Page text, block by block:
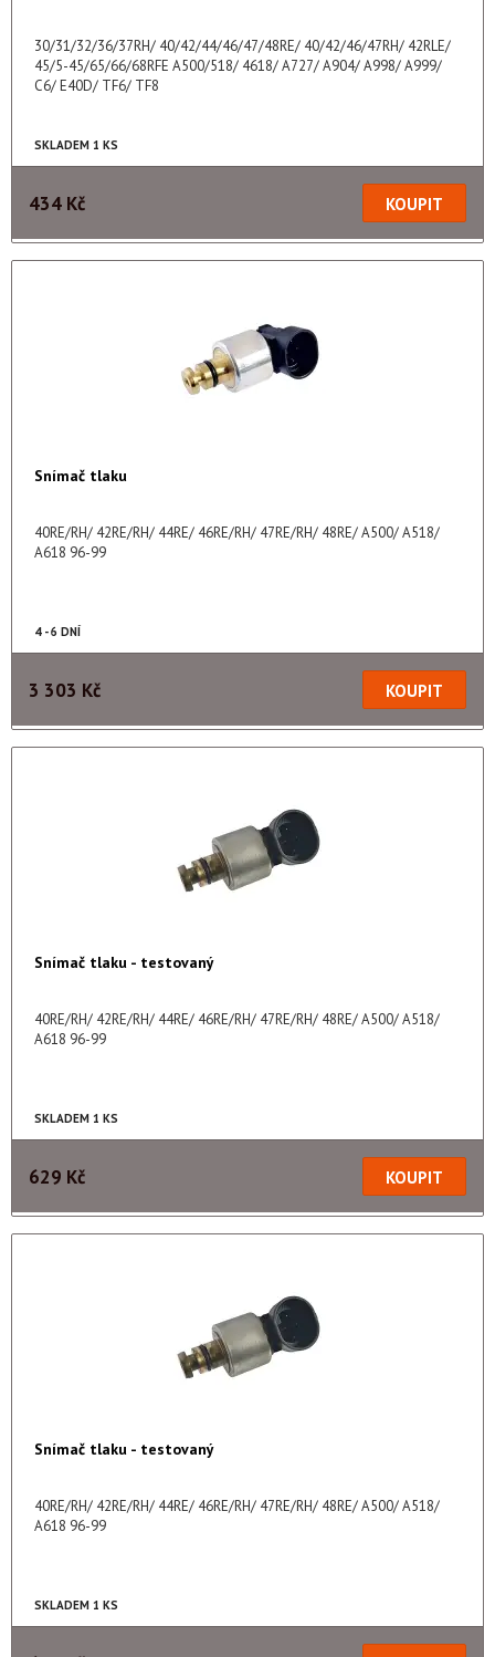
30/31/32/36/37RH/ 40/42/44/46/47/48RE/ 40/42/46/47RH/ 42RLE/
45/5-45/65/66/68RFE A500/518/ 4618/ A727/ A904/ A998/ A999/
C6/ E40D/ TF6/ TF8
SKLADEM 1 KS
434 Kč
Snímač tlaku
40RE/RH/ 42RE/RH/ 44RE/ 46RE/RH/ 47RE/RH/ 48RE/ A500/ A518/
A618 96-99
4 - 6 DNÍ
3 303 Kč
Snímač tlaku - testovaný
40RE/RH/ 42RE/RH/ 44RE/ 46RE/RH/ 47RE/RH/ 48RE/ A500/ A518/
A618 96-99
SKLADEM 1 KS
629 Kč
Snímač tlaku - testovaný
40RE/RH/ 42RE/RH/ 44RE/ 46RE/RH/ 47RE/RH/ 48RE/ A500/ A518/
A618 96-99
SKLADEM 1 KS